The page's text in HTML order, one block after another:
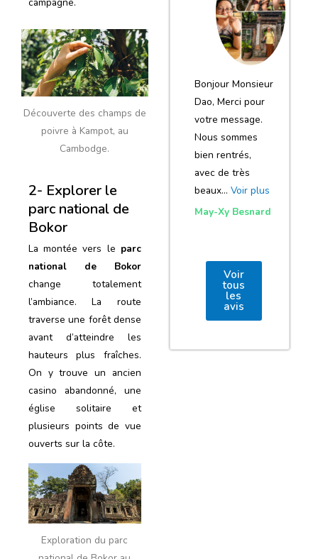
Découverte des champs de
poivre à Kampot, au
Cambodge.
2- Explorer le
parc national de
Bokor
La montée vers le parc
national de Bokor
change totalement
l’ambiance. La route
traverse une forêt dense
avant d’atteindre les
hauteurs plus fraîches.
On y trouve un ancien
casino abandonné, une
église solitaire et
plusieurs points de vue
ouverts sur la côte.
Exploration du parc
notre voyage
et de votre
agence
Bonjour Monsieur
Dao, Merci pour
votre message.
Nous sommes
bien rentrés,
avec de très
beaux… Voir plus
May-Xy Besnard
Voir
tous
les
avis